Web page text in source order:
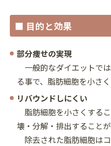
■ 目的と効果
部分痩せの実現
一般的なダイエットで
る事で、脂肪細胞を小さく
リバウンドしにくい
脂肪細胞を小さくする
壊・分解・排出することが
除去された脂肪細胞は